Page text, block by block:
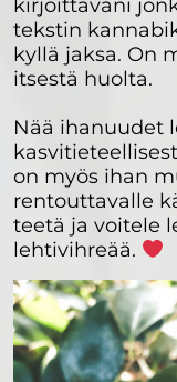
kirjoittavani
tekstin
kyllä jaksa. On
itsestä huolta.
Nää ihanuudet
on myös ihan
rentouttavalle
teetä ja voitele
lehtivihreää.